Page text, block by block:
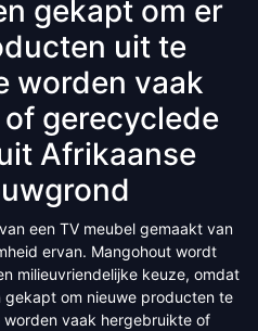
gekapt om er
uit te
worden vaak
gerecyclede
Afrikaanse
een TV meubel gemaakt van
ervan. Mangohout wordt
milieuvriendelijke keuze, omdat
om nieuwe producten te
vaak hergebruikte of